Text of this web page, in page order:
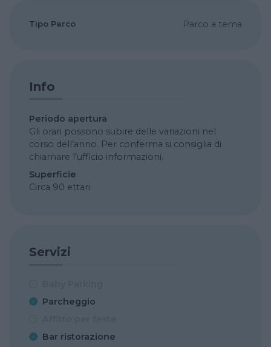
Tipo Parco Parco a tema
Info
Periodo apertura
Gli orari possono subire delle variazioni nel
corso dell’anno. Per conferma si consiglia di
chiamare l’ufficio informazioni.
Superficie
Circa 90 ettari
Servizi
Parcheggio
Bar ristorazione